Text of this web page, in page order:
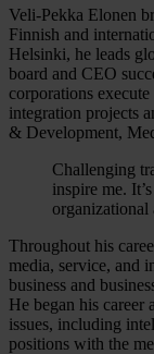
Veli-Pekka Elonen
Finnish and
Helsinki, he leads
board and CEO
corporations
integration projects
& Development,
Challenging
inspire me.
organizational
Throughout his
media, service, and
business and
He began his career
issues, including
positions with the